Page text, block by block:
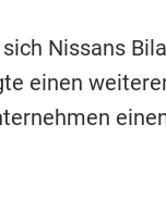
Nissans
einen